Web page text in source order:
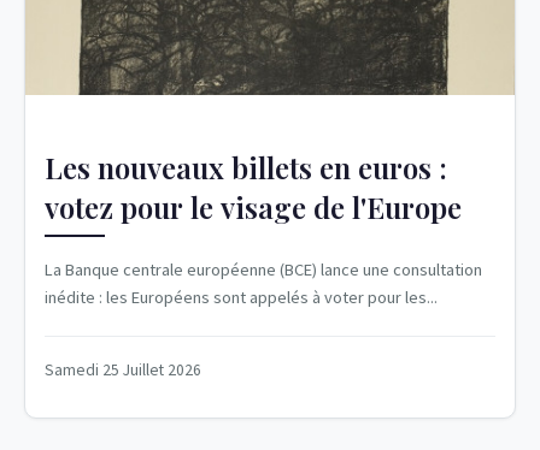
Les nouveaux billets en euros :
votez pour le visage de l'Europe
La Banque centrale européenne (BCE) lance une consultation
inédite : les Européens sont appelés à voter pour les...
Samedi 25 Juillet 2026